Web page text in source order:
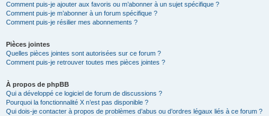
Comment puis-je ajouter aux favoris ou m’abonner à un sujet spécifique ?
Comment puis-je m’abonner à un forum spécifique ?
Comment puis-je résilier mes abonnements ?
Pièces jointes
Quelles pièces jointes sont autorisées sur ce forum ?
Comment puis-je retrouver toutes mes pièces jointes ?
À propos de phpBB
Qui a développé ce logiciel de forum de discussions ?
Pourquoi la fonctionnalité X n’est pas disponible ?
Qui dois-je contacter à propos de problèmes d’abus ou d’ordres légaux liés à ce forum ?